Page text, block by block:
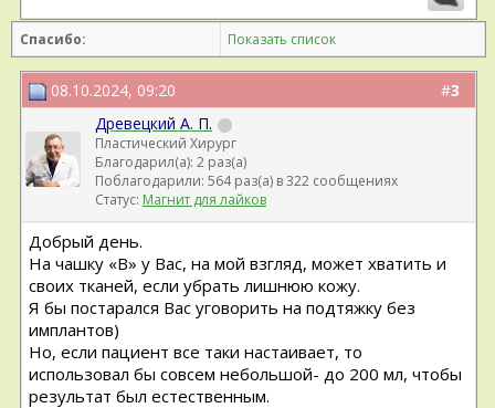
Спасибо: Показать список
#3
08.10.2024, 09:20
Древецкий А. П.
Пластический Хирург
Благодарил(а): 2 раз(а)
Поблагодарили: 564 раз(а) в 322 сообщениях
Статус: Магнит для лайков
Добрый день.
На чашку «В» у Вас, на мой взгляд, может хватить и
своих тканей, если убрать лишнюю кожу.
Я бы постарался Вас уговорить на подтяжку без
имплантов)
Но, если пациент все таки настаивает, то
использовал бы совсем небольшой- до 200 мл, чтобы
результат был естественным.